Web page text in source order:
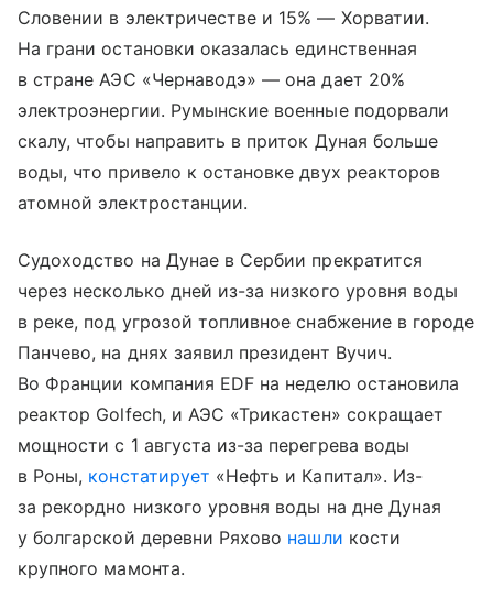
Словении в электричестве и 15% — Хорватии.
На грани остановки оказалась единственная
в стране АЭС «Чернаводэ» — она дает 20%
электроэнергии. Румынские военные подорвали
скалу, чтобы направить в приток Дуная больше
воды, что привело к остановке двух реакторов
атомной электростанции.
Судоходство на Дунае в Сербии прекратится
через несколько дней из-за низкого уровня воды
в реке, под угрозой топливное снабжение в городе
Панчево, на днях заявил президент Вучич.
Во Франции компания EDF на неделю остановила
реактор Golfech, и АЭС «Трикастен» сокращает
мощности с 1 августа из-за перегрева воды
в Роны, констатирует «Нефть и Капитал». Из-
за рекордно низкого уровня воды на дне Дуная
у болгарской деревни Ряхово нашли кости
крупного мамонта.